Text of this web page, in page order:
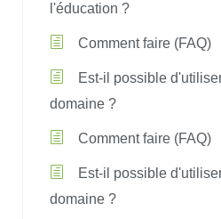
l'éducation ?
Comment faire (FAQ)
Est-il possible
domaine ?
Comment faire (FAQ)
Est-il possible
domaine ?